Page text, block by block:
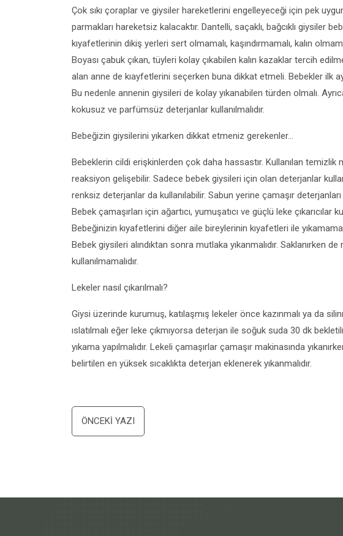
Çok sıkı çoraplar ve giysiler hareketlerini engelleyeceği için pek
parmakları hareketsiz kalacaktır. Dantelli, saçaklı, bağcıklı giysiler
kıyafetlerinin dikiş yerleri sert olmamalı, kaşındırmamalı, kalın
Boyası çabuk çıkan, tüyleri kolay çıkabilen kalın kazaklar tercih
alan anne de kıayfetlerini seçerken buna dikkat etmeli. Bebekler ilk
Bu nedenle annenin giysileri de kolay yıkanabilen türden olmalı.
kokusuz ve parfümsüz deterjanlar kullanılmalıdır.
Bebeğizin giysilerini yıkarken dikkat etmeniz gerekenler…
Bebeklerin cildi erişkinlerden çok daha hassastır. Kullanılan temizlik
reaksiyon gelişebilir. Sadece bebek giysileri için olan deterjanlar
renksiz deterjanlar da kullanılabilir. Sabun yerine çamaşır
Bebek çamaşırları için ağartıcı, yumuşatıcı ve güçlü leke çıkarıcılar
Bebeğinizin kıyafetlerini diğer aile bireylerinin kıyafetleri ile
Bebek giysileri alındıktan sonra mutlaka yıkanmalıdır. Saklanırken
kullanılmamalıdır.
Lekeler nasıl çıkarılmalı?
Giysi üzerinde kurumuş, katılaşmış lekeler önce kazınmalı ya da
ıslatılmalı eğer leke çıkmıyorsa deterjan ile soğuk suda 30 dk
yıkama yapılmalıdır. Lekeli çamaşırlar çamaşır makinasında
belirtilen en yüksek sıcaklıkta deterjan eklenerek yıkanmalıdır.
Yazı
dolaşımı
ÖNCEKI YAZI